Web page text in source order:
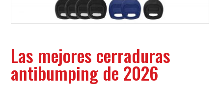
Las mejores cerraduras
antibumping de 2026